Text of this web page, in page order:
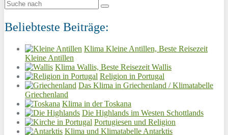
Beliebteste Beiträge:
Klima Kleine Antillen, Beste Reisezeit
Kleine Antillen
Klima Wallis, Beste Reisezeit Wallis
Religion in Portugal
Das Klima in Griechenland / Klimatabelle
Griechenland
Klima in der Toskana
Die Highlands im Westen Schottlands
Portugiesen und Religion
Klima und Klimatabelle Antarktis